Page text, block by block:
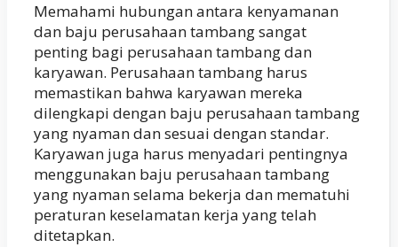
Memahami hubungan antara kenyamanan
dan baju perusahaan tambang sangat
penting bagi perusahaan tambang dan
karyawan. Perusahaan tambang harus
memastikan bahwa karyawan mereka
dilengkapi dengan baju perusahaan tambang
yang nyaman dan sesuai dengan standar.
Karyawan juga harus menyadari pentingnya
menggunakan baju perusahaan tambang
yang nyaman selama bekerja dan mematuhi
peraturan keselamatan kerja yang telah
ditetapkan.